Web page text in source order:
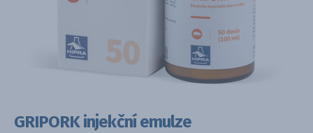
GRIPORK injekční emulze